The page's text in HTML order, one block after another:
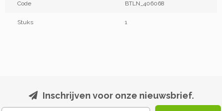
Code BTLN_406068
Stuks 1
Inschrijven voor onze nieuwsbrief.